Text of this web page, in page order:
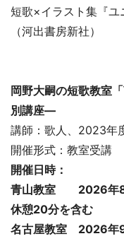
短歌×イラスト集『ユ
（河出書房新社）
岡野大嗣の短歌教室
別講座―
講師：歌人、2023年
開催形式：教室受講
開催日時：
青山教室 2026年8
休憩20分を含む
名古屋教室 2026年